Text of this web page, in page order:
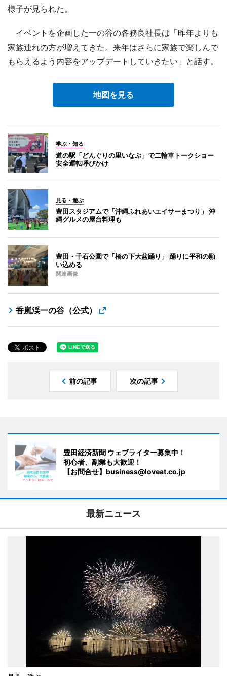
様子が見られた。
イベントを企画した一の谷の各務良社長は「昨年よりも
家族連れの方が増えてきた。来年はさらに家族で楽しんで
もらえるよう内容をアップデートしていきたい」と話す。
地図を見る
学ぶ・知る
道の駅「どんぐりの里いなぶ」で二輪車トークショー
安全運転呼びかけ
見る・遊ぶ
豊田スタジアムで「沖縄ふれあいエイサーまつり」 沖
縄グルメの屋台料理も
豊田・千石公園で「橋の下大盆踊り」 踊りに平和の願
い込める
関連画像
香嵐渓一の谷（公式）
前の記事 次の記事
豊田経済新聞 ウェブライター募集中！
初心者、副業も大歓迎！
【お問合せ】business@loveat.co.jp
最新ニュース